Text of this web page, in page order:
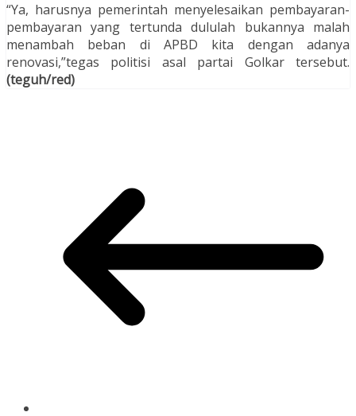
“Ya, harusnya pemerintah menyelesaikan pembayaran-
pembayaran yang tertunda dululah bukannya malah
menambah beban di APBD kita dengan adanya
renovasi,”tegas politisi asal partai Golkar tersebut.
(teguh/red)